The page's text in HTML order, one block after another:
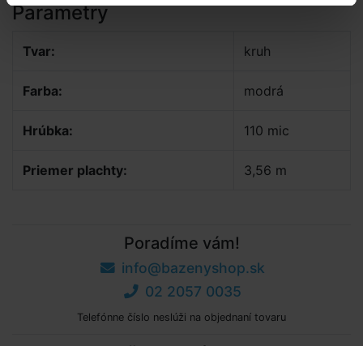
Parametry
Tvar: kruh
Farba: modrá
Hrúbka: 110 mic
Priemer plachty: 3,56 m
Poradíme vám!
info@bazenyshop.sk
02 2057 0035
Telefónne číslo neslúži na objednaní tovaru